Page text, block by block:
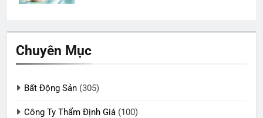
Chuyên Mục
Bất Động Sản (305)
Công Ty Thẩm Định Giá (100)